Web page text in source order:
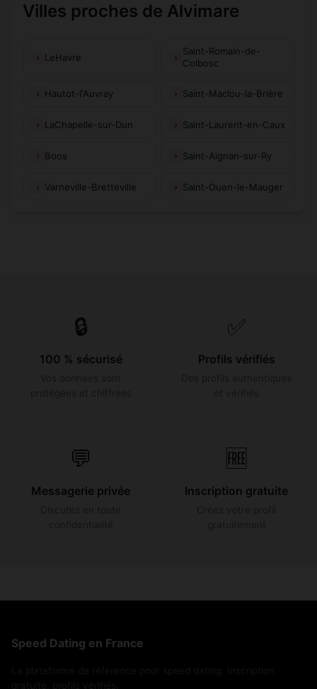
Villes proches de Alvimare
LeHavre
Saint-Romain-de-
Colbosc
Hautot-l'Auvray Saint-Maclou-la-Brière
LaChapelle-sur-Dun Saint-Laurent-en-Caux
Boos Saint-Aignan-sur-Ry
Varneville-Bretteville Saint-Ouen-le-Mauger
🔒
100 % sécurisé
✅
Profils vérifiés
💬
Messagerie privée
🆓
Inscription gratuite
Speed Dating en France